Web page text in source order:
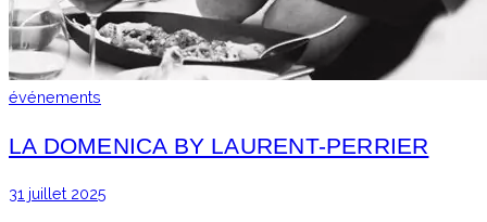
événements
LA DOMENICA BY LAURENT-PERRIER
31 juillet 2025